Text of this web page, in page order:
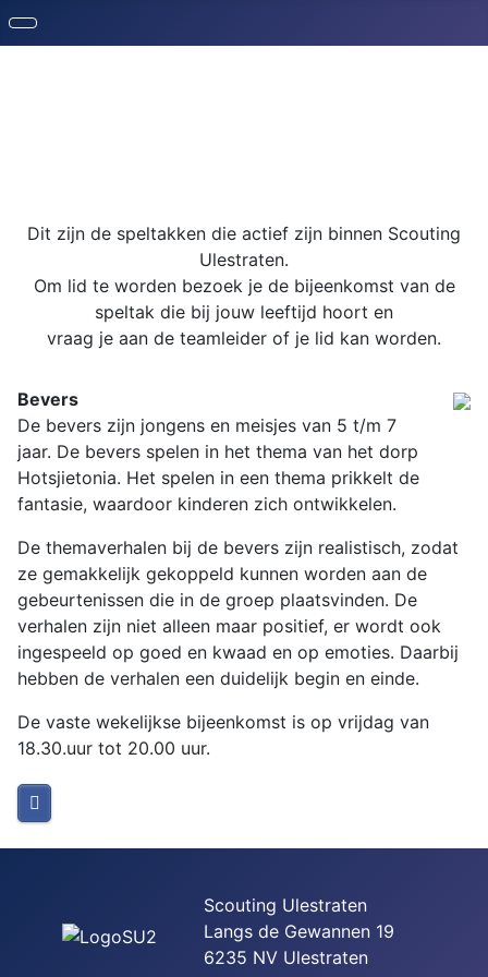
Dit zijn de speltakken die actief zijn binnen Scouting
Ulestraten.
Om lid te worden bezoek je de bijeenkomst van de
speltak die bij jouw leeftijd hoort en
vraag je aan de teamleider of je lid kan worden.
Bevers
De bevers zijn jongens en meisjes van 5 t/m 7
jaar. De bevers spelen in het thema van het dorp
Hotsjietonia. Het spelen in een thema prikkelt de
fantasie, waardoor kinderen zich ontwikkelen.
De themaverhalen bij de bevers zijn realistisch, zodat
ze gemakkelijk gekoppeld kunnen worden aan de
gebeurtenissen die in de groep plaatsvinden. De
verhalen zijn niet alleen maar positief, er wordt ook
ingespeeld op goed en kwaad en op emoties. Daarbij
hebben de verhalen een duidelijk begin en einde.
De vaste wekelijkse bijeenkomst is op vrijdag van
18.30.uur tot 20.00 uur.
Scouting Ulestraten
Langs de Gewannen 19
6235 NV Ulestraten